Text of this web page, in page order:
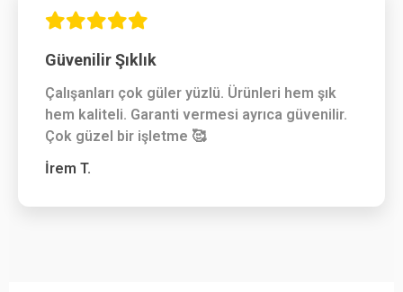
Güvenilir Şıklık
Çalışanları çok güler yüzlü. Ürünleri hem şık
hem kaliteli. Garanti vermesi ayrıca güvenilir.
Çok güzel bir işletme 🥰
İrem T.